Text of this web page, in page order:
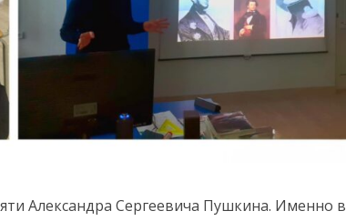
Александра Сергеевича Пушкина. Именно в